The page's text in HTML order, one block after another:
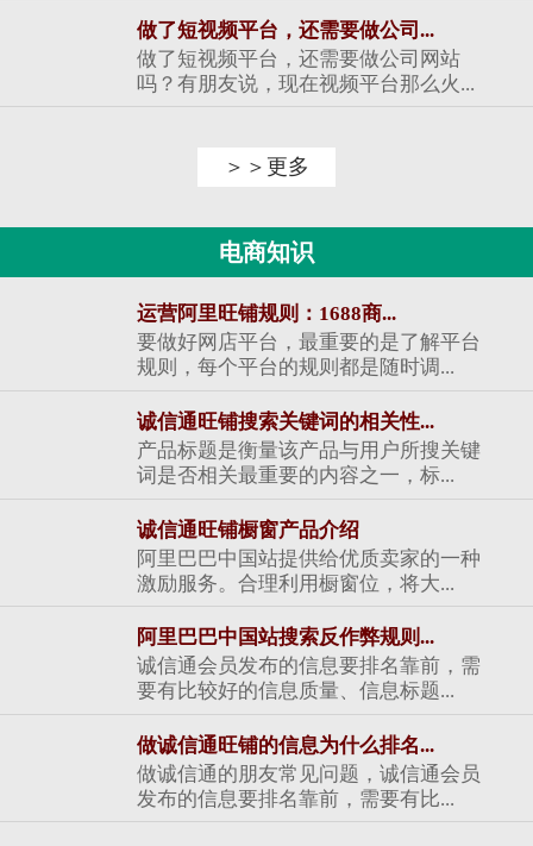
做了短视频平台，还需要做公司...
做了短视频平台，还需要做公司网站
吗？有朋友说，现在视频平台那么火...
＞＞更多
电商知识
运营阿里旺铺规则：1688商...
要做好网店平台，最重要的是了解平台
规则，每个平台的规则都是随时调...
诚信通旺铺搜索关键词的相关性...
产品标题是衡量该产品与用户所搜关键
词是否相关最重要的内容之一，标...
诚信通旺铺橱窗产品介绍
阿里巴巴中国站提供给优质卖家的一种
激励服务。合理利用橱窗位，将大...
阿里巴巴中国站搜索反作弊规则...
诚信通会员发布的信息要排名靠前，需
要有比较好的信息质量、信息标题...
做诚信通旺铺的信息为什么排名...
做诚信通的朋友常见问题，诚信通会员
发布的信息要排名靠前，需要有比...